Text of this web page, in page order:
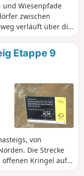
und Wiesenpfade
zwischen
verläuft über die
schöne Fernblicke.
Etappe 9
von
Die Strecke
Kringel auf